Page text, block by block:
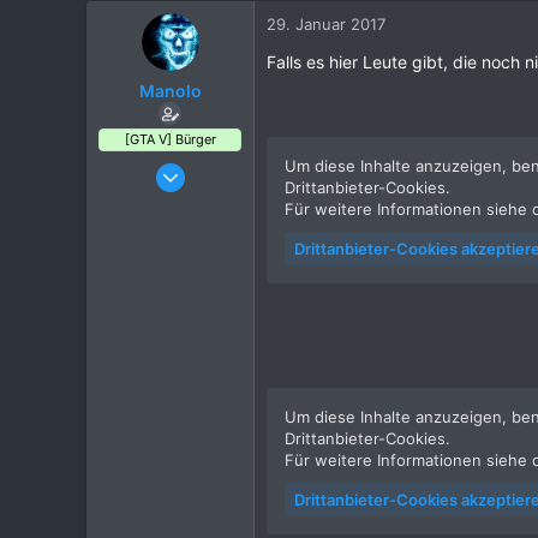
Manolo
[GTA V] Bürger
28. März 2016
29. Januar 2017
Falls es hier Leute gibt, die noch
Um diese Inhalte anzuzeigen,
Drittanbieter-Cookies.
Für weitere Informationen siehe
Drittanbieter-Cookies
Um diese Inhalte anzuzeigen,
Drittanbieter-Cookies.
Für weitere Informationen siehe
Drittanbieter-Cookies